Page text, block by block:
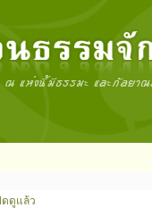
ดดูแล้ว